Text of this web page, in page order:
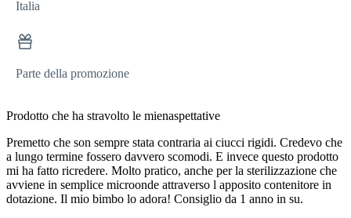
Italia
Parte della promozione
Prodotto che ha stravolto le mienaspettative
Premetto che son sempre stata contraria ai ciucci rigidi. Credevo che
a lungo termine fossero davvero scomodi. E invece questo prodotto
mi ha fatto ricredere. Molto pratico, anche per la sterilizzazione che
avviene in semplice microonde attraverso l apposito contenitore in
dotazione. Il mio bimbo lo adora! Consiglio da 1 anno in su.